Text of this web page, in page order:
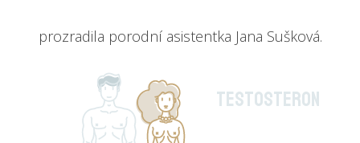
prozradila porodní asistentka Jana Sušková.
Testosteron